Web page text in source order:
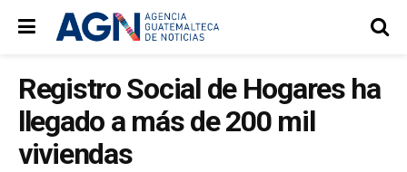
Registro Social de Hogares ha
llegado a más de 200 mil
viviendas